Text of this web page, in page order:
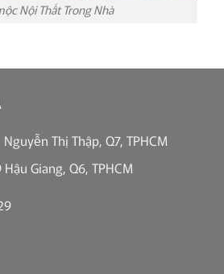
Nội Thất Trong Nhà
Thị Thập, Q7, TPHCM
Giang, Q6, TPHCM